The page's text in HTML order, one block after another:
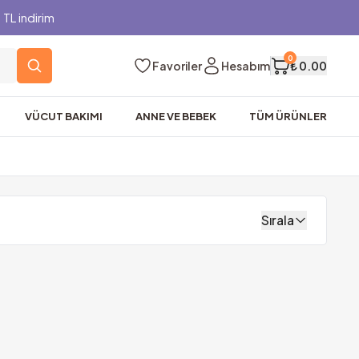
indirim
Favoriler Hesabım
0
₺ 0.00
VÜCUT BAKIMI ANNE VE BEBEK TÜM ÜRÜNLER
Sırala